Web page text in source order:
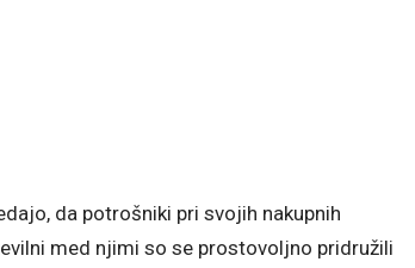
da potrošniki pri svojih nakupnih
med njimi so se prostovoljno pridružili